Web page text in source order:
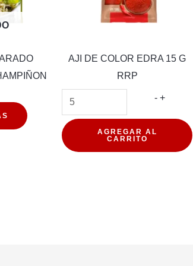
AJI DE COLOR EDRA 15 G
RRP
- AJI
COLOR
EDRA
+
AGREGAR AL
CARRITO